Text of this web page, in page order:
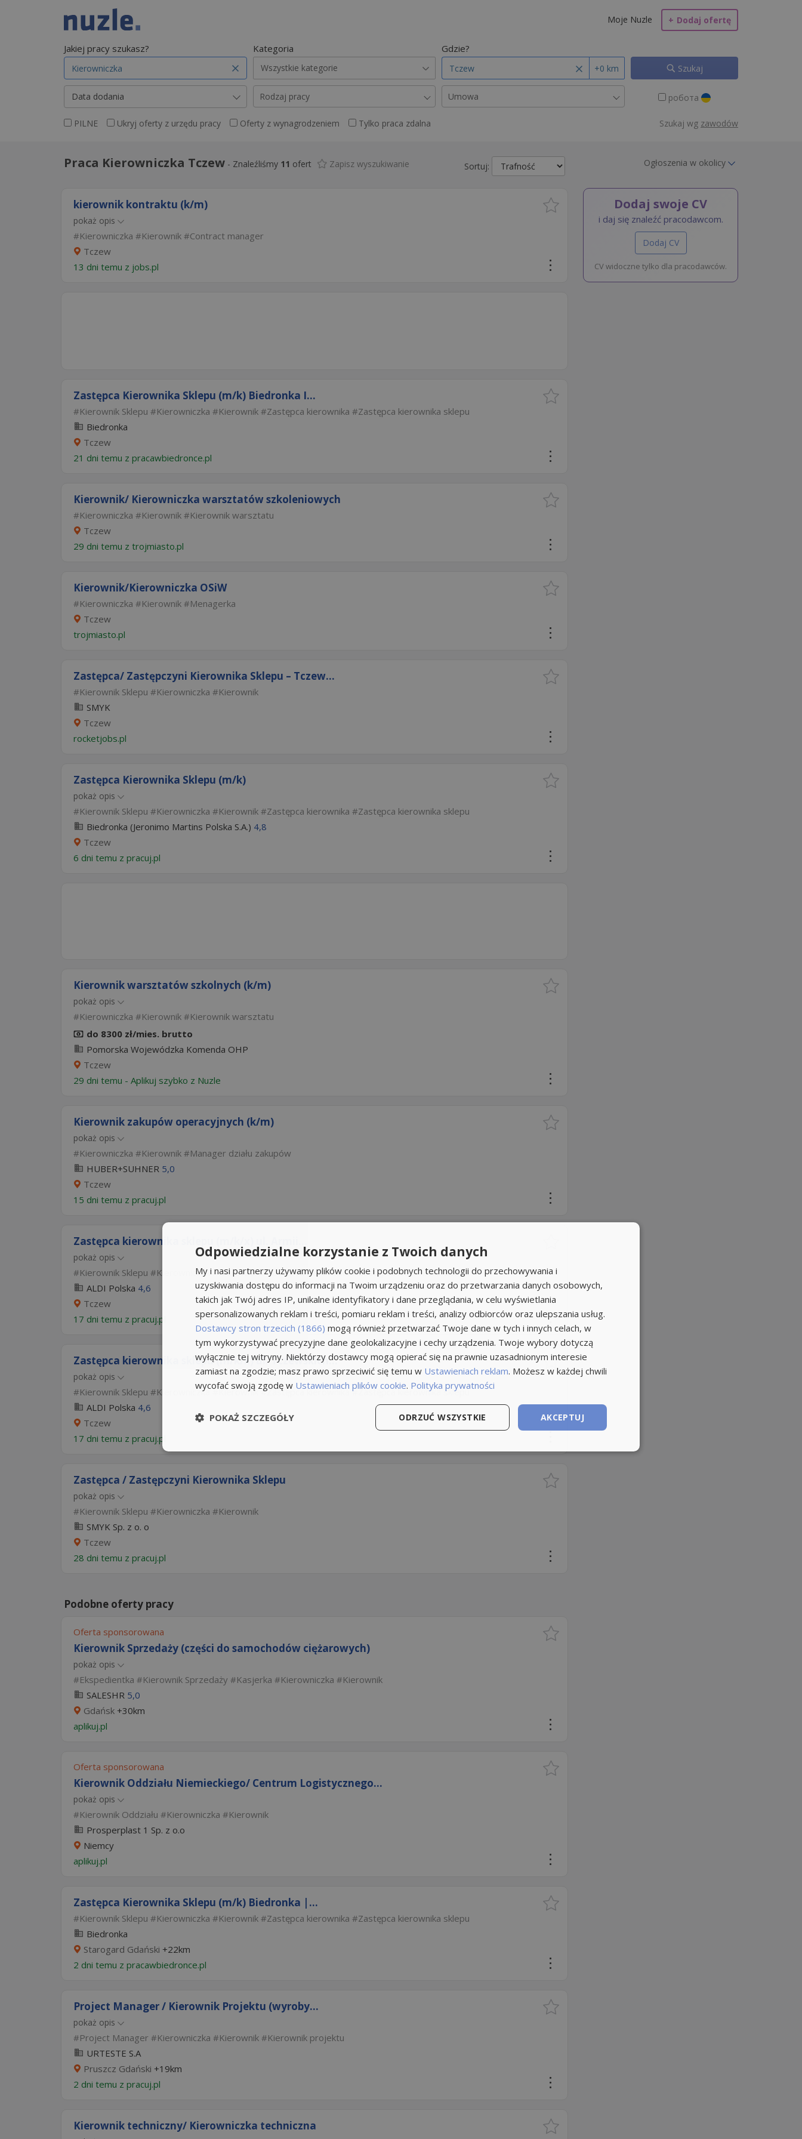
+ Dodaj ofertę
Moje Nuzle
Jakiej pracy szukasz? Kategoria
Wszystkie kategorie
Gdzie?
+0 km Szukaj
Data dodania Rodzaj pracy Umowa робота
PILNE Ukryj oferty z urzędu pracy Oferty z wynagrodzeniem Tylko praca zdalna Szukaj wg zawodów
Sortuj:
Zapisz wyszukiwanie
Praca Kierowniczka Tczew - Znaleźliśmy 11 ofert Ogłoszenia w okolicy
kierownik kontraktu (k/m)
pokaż opis
Kierowniczka Kierownik
Contract manager
Tczew
13 dni temu z jobs.pl
Zastępca Kierownika Sklepu (m/k) Biedronka I...
Kierownik Sklepu Kierowniczka Kierownik Zastępca kierownika
Zastępca kierownika sklepu
Biedronka
Tczew
21 dni temu z pracawbiedronce.pl
Kierownik/ Kierowniczka warsztatów szkoleniowych
Kierowniczka Kierownik
Kierownik warsztatu
Tczew
29 dni temu z trojmiasto.pl
Kierownik/Kierowniczka OSiW
Kierowniczka Kierownik
Menagerka
Tczew
trojmiasto.pl
Zastępca/ Zastępczyni Kierownika Sklepu – Tczew...
Kierownik Sklepu Kierowniczka
Kierownik
SMYK
Tczew
rocketjobs.pl
Zastępca Kierownika Sklepu (m/k)
pokaż opis
Kierownik Sklepu Kierowniczka Kierownik Zastępca kierownika
Zastępca kierownika sklepu
Biedronka (Jeronimo Martins Polska S.A.) 4,8
Tczew
6 dni temu z pracuj.pl
Kierownik warsztatów szkolnych (k/m)
pokaż opis
Kierowniczka Kierownik
Kierownik warsztatu
do 8300 zł/mies. brutto
Pomorska Wojewódzka Komenda OHP
Tczew
29 dni temu - Aplikuj szybko z Nuzle
Kierownik zakupów operacyjnych (k/m)
pokaż opis
Kierowniczka Kierownik
Manager działu zakupów
HUBER+SUHNER 5,0
Tczew
15 dni temu z pracuj.pl
Zastępca kierownika sklepu (m/k/x) ul. Armii...
pokaż opis
Kierownik Sklepu Kierowniczka Kierownik Zastępca kierownika
Zastępca kierownika sklepu
ALDI Polska 4,6
Tczew
17 dni temu z pracuj.pl
Zastępca kierownika sklepu (m/k/x) ul. Tczewskich...
pokaż opis
Kierownik Sklepu Kierowniczka Kierownik Zastępca kierownika
Zastępca kierownika sklepu
ALDI Polska 4,6
Tczew
17 dni temu z pracuj.pl
Zastępca / Zastępczyni Kierownika Sklepu
pokaż opis
Kierownik Sklepu Kierowniczka
Kierownik
SMYK Sp. z o. o
Tczew
28 dni temu z pracuj.pl
Podobne oferty pracy
Oferta sponsorowana
Kierownik Sprzedaży (części do samochodów ciężarowych)
pokaż opis
Ekspedientka Kierownik Sprzedaży Kasjerka Kierowniczka
Kierownik
SALESHR 5,0
Gdańsk +30km
aplikuj.pl
Oferta sponsorowana
Kierownik Oddziału Niemieckiego/ Centrum Logistycznego...
pokaż opis
Kierownik Oddziału Kierowniczka
Kierownik
Prosperplast 1 Sp. z o.o
Niemcy
aplikuj.pl
Zastępca Kierownika Sklepu (m/k) Biedronka |...
Kierownik Sklepu Kierowniczka Kierownik Zastępca kierownika
Zastępca kierownika sklepu
Biedronka
Starogard Gdański +22km
2 dni temu z pracawbiedronce.pl
Project Manager / Kierownik Projektu (wyroby...
pokaż opis
Project Manager Kierowniczka Kierownik
Kierownik projektu
URTESTE S.A
Pruszcz Gdański +19km
2 dni temu z pracuj.pl
Kierownik techniczny/ Kierowniczka techniczna
Dodaj swoje CV
i daj się znaleźć pracodawcom.
Dodaj CV
CV widoczne tylko dla pracodawców.
Odpowiedzialne korzystanie z Twoich danych
My i nasi partnerzy używamy plików cookie i podobnych technologii do przechowywania i
uzyskiwania dostępu do informacji na Twoim urządzeniu oraz do przetwarzania danych osobowych,
takich jak Twój adres IP, unikalne identyfikatory i dane przeglądania, w celu wyświetlania
spersonalizowanych reklam i treści, pomiaru reklam i treści, analizy odbiorców oraz ulepszania usług.
Dostawcy stron trzecich (1866) mogą również przetwarzać Twoje dane w tych i innych celach, w
tym wykorzystywać precyzyjne dane geolokalizacyjne i cechy urządzenia. Twoje wybory dotyczą
wyłącznie tej witryny. Niektórzy dostawcy mogą opierać się na prawnie uzasadnionym interesie
zamiast na zgodzie; masz prawo sprzeciwić się temu w Ustawieniach reklam. Możesz w każdej chwili
wycofać swoją zgodę w Ustawieniach plików cookie. Polityka prywatności
AKCEPTUJ
ODRZUĆ WSZYSTKIE
POKAŻ SZCZEGÓŁY